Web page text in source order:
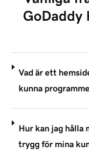
GoDaddy
Vad är ett
kunna
Hur kan jag hålla
trygg för mina